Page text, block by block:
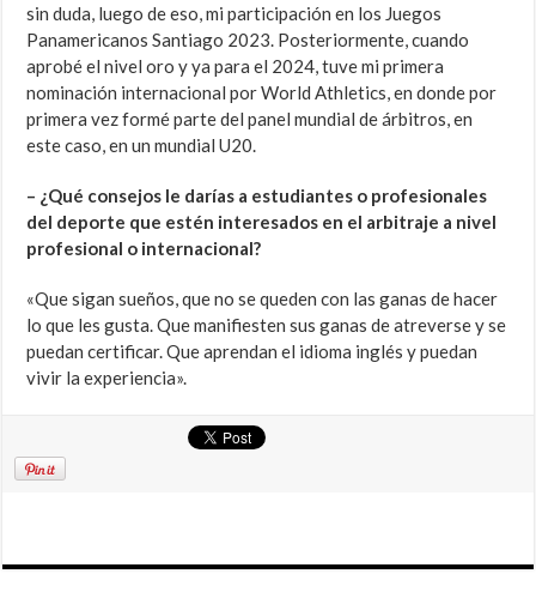
sin duda, luego de eso, mi participación en los Juegos
Panamericanos Santiago 2023. Posteriormente, cuando
aprobé el nivel oro y ya para el 2024, tuve mi primera
nominación internacional por World Athletics, en donde por
primera vez formé parte del panel mundial de árbitros, en
este caso, en un mundial U20.
– ¿Qué consejos le darías a estudiantes o profesionales
del deporte que estén interesados en el arbitraje a nivel
profesional o internacional?
«Que sigan sueños, que no se queden con las ganas de hacer
lo que les gusta. Que manifiesten sus ganas de atreverse y se
puedan certificar. Que aprendan el idioma inglés y puedan
vivir la experiencia».